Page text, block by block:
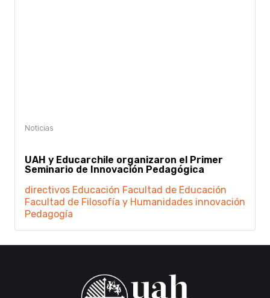
UAH y Educarchile organizaron el Primer
Seminario de Innovación Pedagógica
directivos Educación Facultad de Educación
Facultad de Filosofía y Humanidades innovación
Pedagogía